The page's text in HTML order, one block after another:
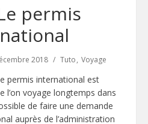
permis
2018 Tuto Voyage
permis international est
l’on voyage longtemps dans
de faire une demande
auprès de l’administration